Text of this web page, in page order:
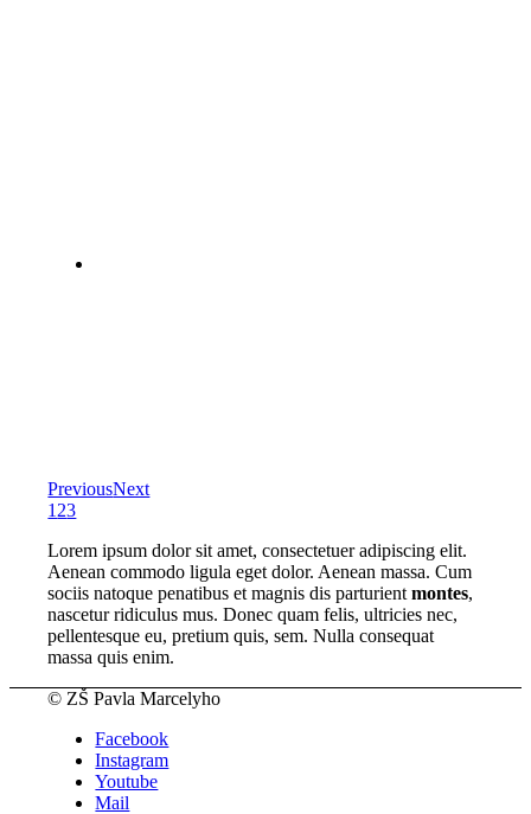
PreviousNext
1 23
Lorem ipsum dolor sit amet, consectetuer adipiscing elit.
Aenean commodo ligula eget dolor. Aenean massa. Cum
sociis natoque penatibus et magnis dis parturientmontes,
nascetur ridiculus mus. Donec quam felis, ultricies nec,
pellentesque eu, pretium quis, sem. Nulla consequat
massa quis enim.
© ZŠ Pavla Marcelyho
Facebook
Instagram
Youtube
Mail